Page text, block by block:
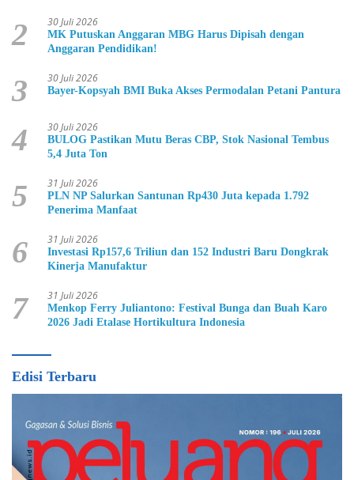
2 30 Juli 2026
MK Putuskan Anggaran MBG Harus Dipisah dengan
Anggaran Pendidikan!
3 30 Juli 2026
Bayer-Kopsyah BMI Buka Akses Permodalan Petani Pantura
4 30 Juli 2026
BULOG Pastikan Mutu Beras CBP, Stok Nasional Tembus
5,4 Juta Ton
5 31 Juli 2026
PLN NP Salurkan Santunan Rp430 Juta kepada 1.792
Penerima Manfaat
6 31 Juli 2026
Investasi Rp157,6 Triliun dan 152 Industri Baru Dongkrak
Kinerja Manufaktur
7 31 Juli 2026
Menkop Ferry Juliantono: Festival Bunga dan Buah Karo
2026 Jadi Etalase Hortikultura Indonesia
Edisi Terbaru